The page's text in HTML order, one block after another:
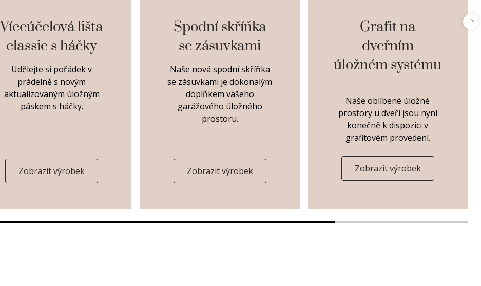
Víceúčelová lišta
classic s háčky
Udělejte si pořádek v
prádelně s novým
aktualizovaným úložným
páskem s háčky.
Zobrazit výrobek
Spodní skříňka
se zásuvkami
Naše nová spodní skříňka
se zásuvkami je dokonalým
doplňkem vašeho
garážového úložného
prostoru.
Zobrazit výrobek
Grafit na
dveřním
úložném systému
Naše oblíbené úložné
prostory u dveří jsou nyní
konečně k dispozici v
grafitovém provedení.
Zobrazit výrobek